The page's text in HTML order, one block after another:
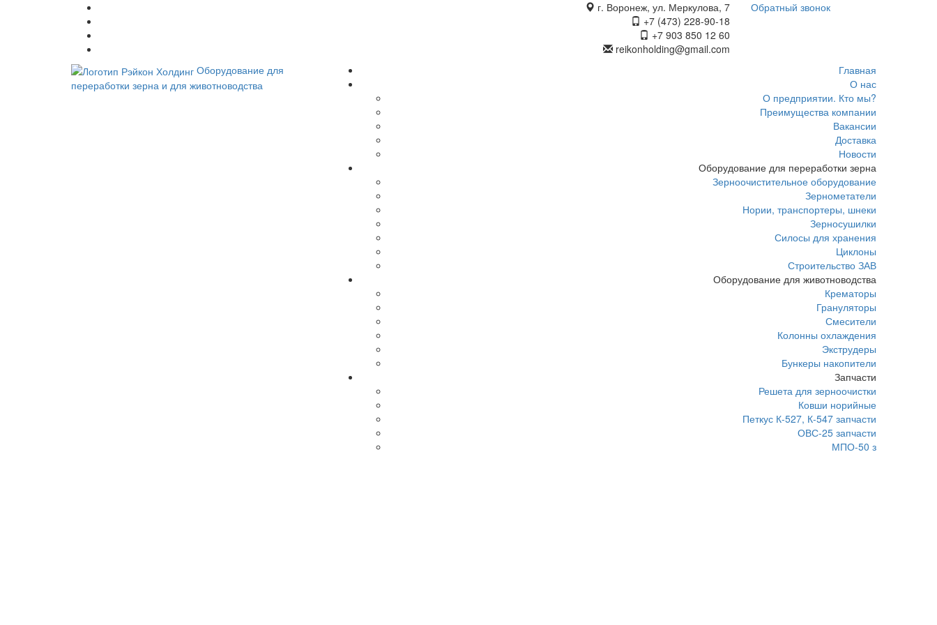
г. Воронеж, ул. Меркулова, 7
+7 (473) 228-90-18
+7 903 850 12 60
reikonholding@gmail.com
Обратный звонок
Оборудование для
переработки зерна и для животноводства
Главная
О нас
О предприятии. Кто мы?
Преимущества компании
Вакансии
Доставка
Новости
Оборудование для переработки зерна
Зерноочистительное оборудование
Зернометатели
Нории, транспортеры, шнеки
Зерносушилки
Силосы для хранения
Циклоны
Строительство ЗАВ
Оборудование для животноводства
Крематоры
Грануляторы
Смесители
Колонны охлаждения
Экструдеры
Бункеры накопители
Запчасти
Решета для зерноочистки
Ковши норийные
Петкус К-527, К-547 запчасти
ОВС-25 запчасти
МПО-50 з